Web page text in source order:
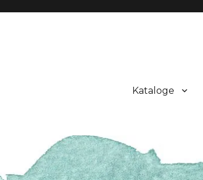
Kataloge